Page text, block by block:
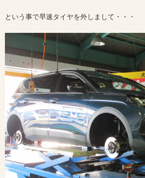
という事で早速タイヤを外しまして・・・